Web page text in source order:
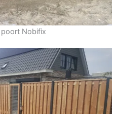
poort Nobifix